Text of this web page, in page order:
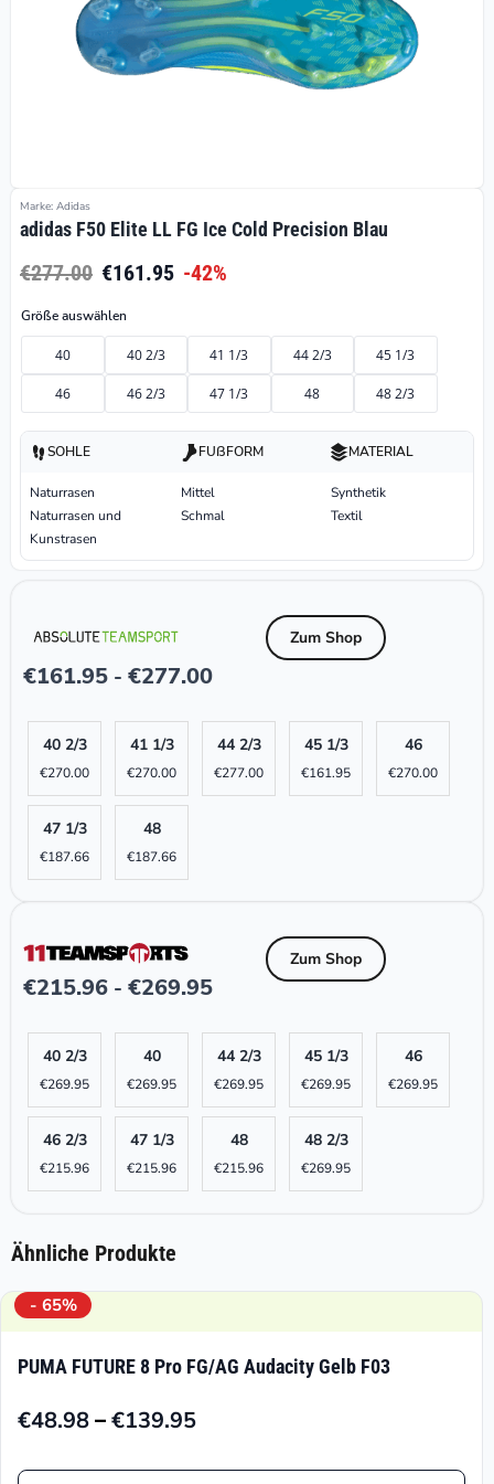
Marke: Adidas
adidas F50 Elite LL FG Ice Cold Precision Blau
€277.00 €161.95 -42%
Größe auswählen
40 40 2/3 41 1/3 44 2/3 45 1/3
46 46 2/3 47 1/3 48 48 2/3
SOHLE
Naturrasen
Naturrasen und
Kunstrasen
FUßFORM
Mittel
Schmal
MATERIAL
Synthetik
Textil
€161.95 - €277.00
Zum Shop
40 2/3
€270.00
41 1/3
€270.00
44 2/3
€277.00
45 1/3
€161.95
46
€270.00
47 1/3
€187.66
48
€187.66
€215.96 - €269.95
Zum Shop
40 2/3
€269.95
40
€269.95
44 2/3
€269.95
45 1/3
€269.95
46
€269.95
46 2/3
€215.96
47 1/3
€215.96
48
€215.96
48 2/3
€269.95
Ähnliche Produkte
- 65%
PUMA FUTURE 8 Pro FG/AG Audacity Gelb F03
€48.98–€139.95
Preisspanne:
€48.98
Dieses